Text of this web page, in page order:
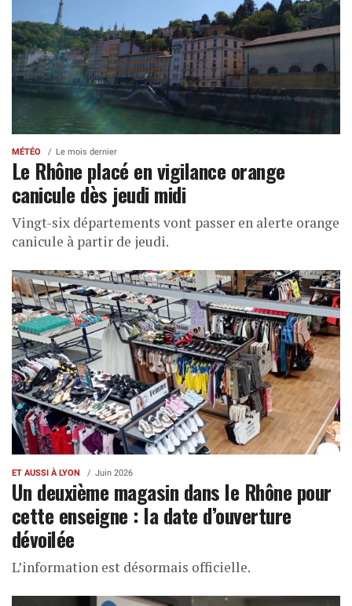
MÉTÉO Le mois dernier
Le Rhône placé en vigilance orange
canicule dès jeudi midi
Vingt-six départements vont passer en alerte orange
canicule à partir de jeudi.
ET AUSSI À LYON Juin 2026
Un deuxième magasin dans le Rhône pour
cette enseigne : la date d’ouverture
dévoilée
L’information est désormais officielle.